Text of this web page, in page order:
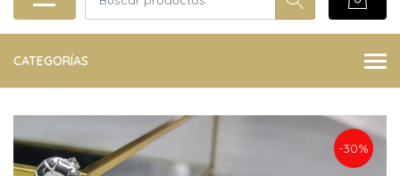
CATEGORÍAS
-30%